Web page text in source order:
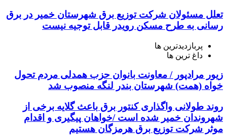
تعلل مسئولان شرکت توزیع برق شهرستان خمیر در برق
رسانی به طرح مسکن رویدر قابل توجیه نیست
پربازدیدترین ها
داغ ترین ها
زیور مرادپور / معاونت بانوان حزب همدلی مردم تحول
خواه (همت) شهرستان بندر لنگه منصوب شد
روند طولانی واگذاری کنتور برق باعث گلایه برخی از
شهروندان خمیر شده است /خواهان پیگیری و اقدام
موثر شرکت توزیع برق هرمزگان هستیم